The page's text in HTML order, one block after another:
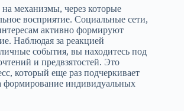
механизмы, через которые
восприятие. Социальные сети,
активно формируют
Наблюдая за реакцией
события, вы находитесь под
и предвзятостей. Это
который еще раз подчеркивает
формирование индивидуальных